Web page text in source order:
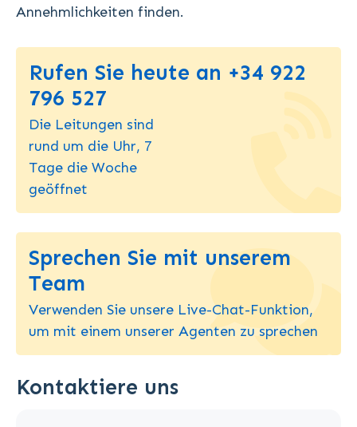
Annehmlichkeiten finden.
Rufen Sie heute an +34 922
796 527
Die Leitungen sind
rund um die Uhr, 7
Tage die Woche
geöffnet
Sprechen Sie mit unserem
Team
Verwenden Sie unsere Live-Chat-Funktion,
um mit einem unserer Agenten zu sprechen
Kontaktiere uns